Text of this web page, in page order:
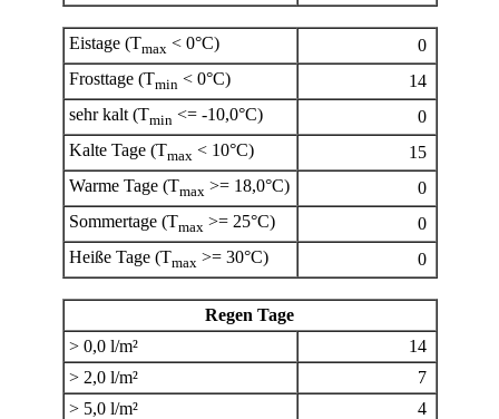
Eistage (Tmax < 0°C)
0
Frosttage (Tmin < 0°C)
14
sehr kalt (Tmin <= -10,0°C)
0
Kalte Tage (Tmax < 10°C)
15
Warme Tage (Tmax >= 18,0°C)
0
Sommertage (Tmax >= 25°C)
0
Heiße Tage (Tmax >= 30°C) 0
Regen Tage
> 0,0 l/m²
14
> 2,0 l/m²
7
> 5,0 l/m²
4